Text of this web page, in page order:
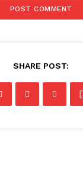
SHARE POST: